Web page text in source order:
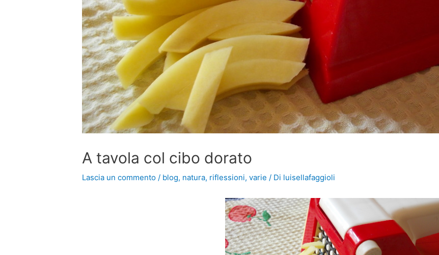
A tavola col cibo dorato
Lascia un commento / blog, natura, riflessioni, varie / Di luisellafaggioli